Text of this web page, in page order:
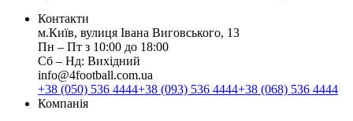
Контакти
м.Київ, вулиця Івана Виговського, 13
Пн ‒ Пт з 10:00 до 18:00
Сб ‒ Нд: Вихідний
info@4football.com.ua
+38 (050) 536 4444+38 (093) 536 4444+38 (068) 536 4444
Компанія